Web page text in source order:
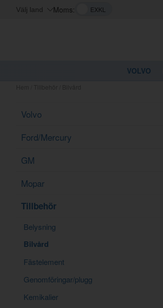
Välj land Moms:
VOLVO
Volvo
Ford/Mercury
GM
Mopar
Tillbehör
Belysning
Bilvård
Fästelement
Genomföringar/plugg
Kemikalier